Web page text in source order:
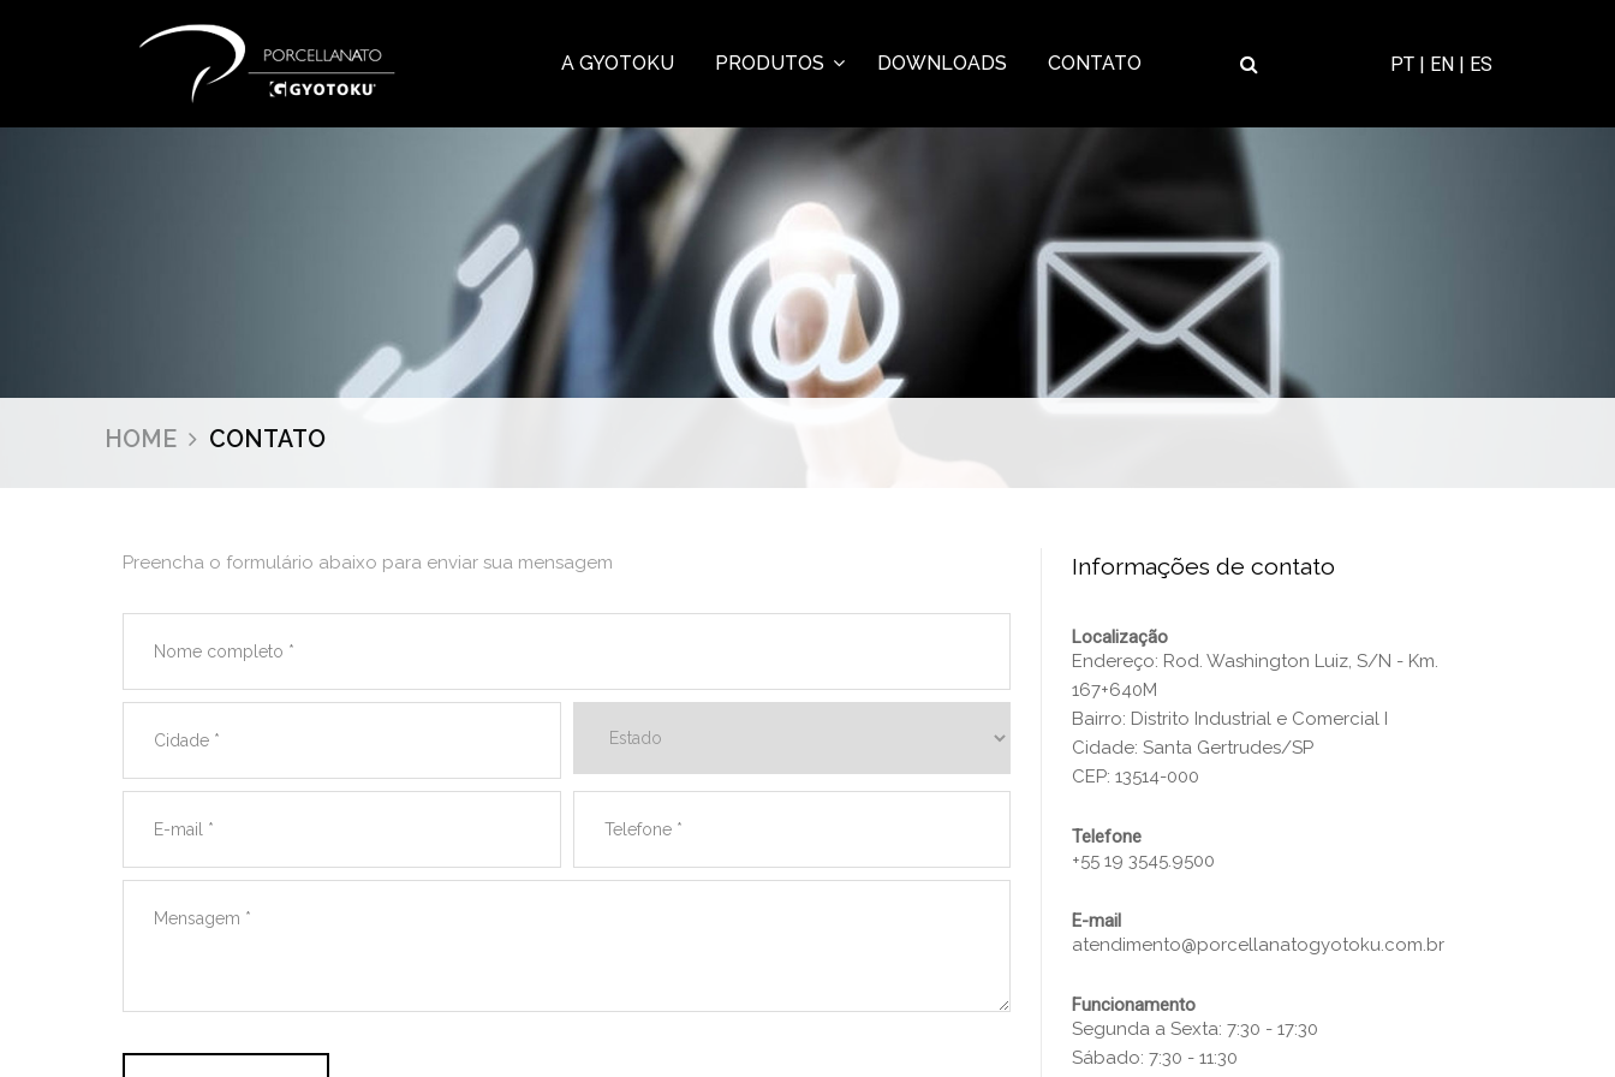
A GYOTOKU PRODUTOS DOWNLOADS CONTATO PT | EN | ES
HOME CONTATO
Preencha o formulário abaixo para enviar sua mensagem Informações de contato
Localização
Endereço: Rod. Washington Luiz, S/N - Km.
167+640M
Bairro: Distrito Industrial e Comercial I
Cidade: Santa Gertrudes/SP
CEP: 13514-000
Telefone
+55 19 3545.9500
E-mail
atendimento@porcellanatogyotoku.com.br
Funcionamento
Segunda a Sexta: 7:30 - 17:30
Sábado: 7:30 - 11:30